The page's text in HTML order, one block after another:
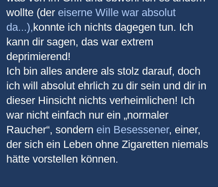
wollte (der eiserne Wille war absolut
da...),konnte ich nichts dagegen tun. Ich
kann dir sagen, das war extrem
deprimierend!
Ich bin alles andere als stolz darauf, doch
ich will absolut ehrlich zu dir sein und dir in
dieser Hinsicht nichts verheimlichen! Ich
war nicht einfach nur ein „normaler
Raucher“, sondern ein Besessener, einer,
der sich ein Leben ohne Zigaretten niemals
hätte vorstellen können.